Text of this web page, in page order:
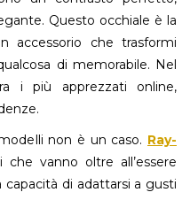
Questo occhiale è la
accessorio che trasformi
di memorabile. Nel
i più apprezzati online,
non è un caso. Ray-
vanno oltre all’essere
capacità di adattarsi a gusti